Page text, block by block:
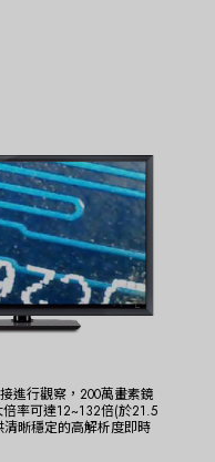
進行觀察，200萬畫素鏡
率可達12~132倍(於21.5
晰穩定的高解析度即時